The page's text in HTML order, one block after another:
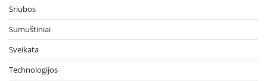
Sriubos
Sumuštiniai
Sveikata
Technologijos